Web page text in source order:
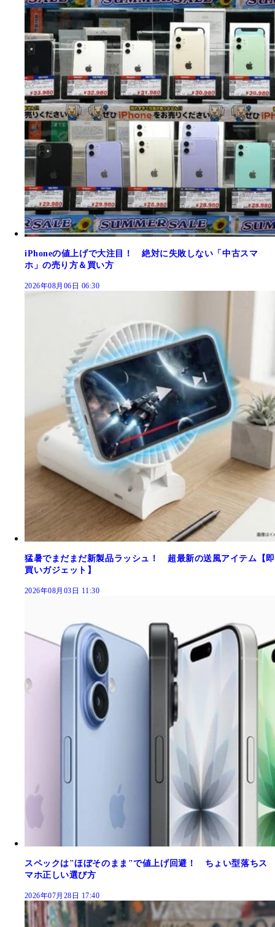
iPhoneの値上げで大注目！ 絶対に失敗しない「中古スマ
ホ」の売り方＆買い方
2026年08月06日 06:30
猛暑でまだまだ新製品ラッシュ！ 超最新の送風アイテム【即
買いガジェット】
2026年08月03日 11:30
スペックは"ほぼそのまま"で値上げ回避！ ちょい型落ちス
マホ正しい選び方
2026年07月28日 17:40